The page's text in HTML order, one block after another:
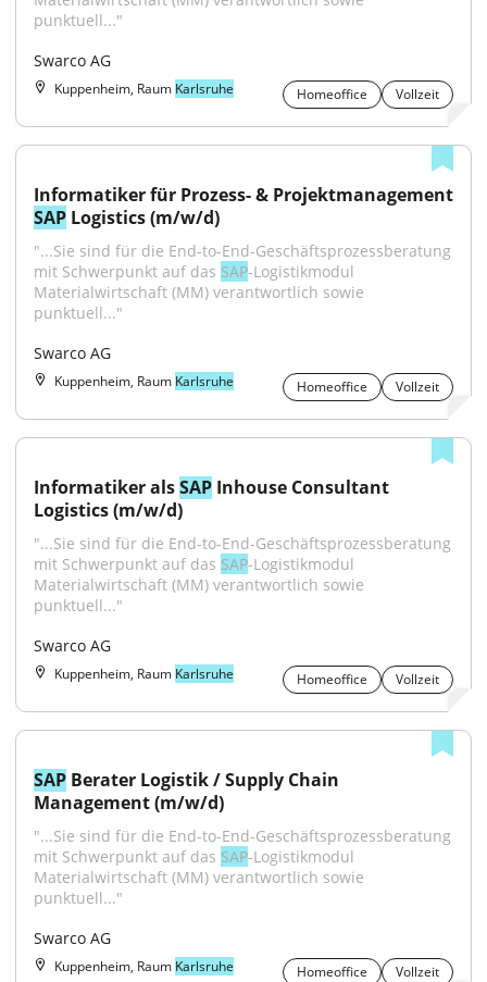
punktuell..."
Swarco AG
Kuppenheim, Raum Karlsruhe Homeoffice Vollzeit
SAP Logistics (m/w/d)
"...Sie sind für die End-to-End-Geschäftsprozessberatung
mit Schwerpunkt auf das SAP-Logistikmodul
Materialwirtschaft (MM) verantwortlich sowie
punktuell..."
Swarco AG
Kuppenheim, Raum Karlsruhe Homeoffice Vollzeit
Informatiker als SAP Inhouse Consultant
Logistics (m/w/d)
"...Sie sind für die End-to-End-Geschäftsprozessberatung
mit Schwerpunkt auf das SAP-Logistikmodul
Materialwirtschaft (MM) verantwortlich sowie
punktuell..."
Swarco AG
Kuppenheim, Raum Karlsruhe Homeoffice Vollzeit
SAP Berater Logistik / Supply Chain
Management (m/w/d)
"...Sie sind für die End-to-End-Geschäftsprozessberatung
mit Schwerpunkt auf das SAP-Logistikmodul
Materialwirtschaft (MM) verantwortlich sowie
punktuell..."
Swarco AG
Kuppenheim, Raum Karlsruhe Homeoffice Vollzeit